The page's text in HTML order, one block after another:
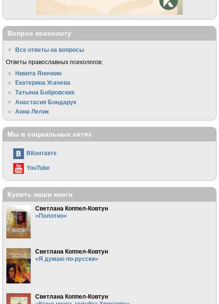
Вопрос психологу
Все ответы на вопросы
Ответы православных психологов:
Никита Яночкин
Екатерина Усачева
Татьяна Бобровских
Анастасия Бондарук
Анна Лелик
Мы в социальных сетях
ВКонтакте
YouTube
Купить наши книги
Светлана Коппел-Ковтун
«Полотно»
Светлана Коппел-Ковтун
«Я думаю по-русски»
Светлана Коппел-Ковтун